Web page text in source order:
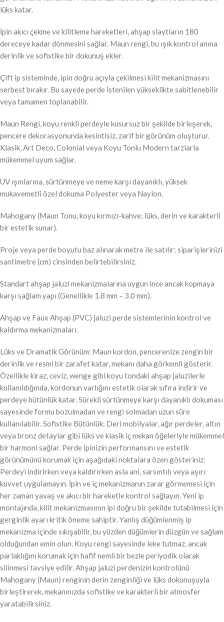
lüks katar.
İpin akıcı çekme ve kilitleme hareketleri, ahşap slaytların 180
dereceye kadar dönmesini sağlar. Maun rengi, bu ışık kontrol anına
derinlik ve sofistike bir dokunuş ekler.
Çift ip sisteminde, ipin doğru açıyla çekilmesi kilit mekanizmasını
serbest bırakır. Bu sayede perde istenilen yükseklikte sabitlenebilir
veya tamamen toplanabilir.
Maun Rengi, koyu renkli perdeyle kusursuz bir şekilde birleşerek,
pencere dekorasyonunda kesintisiz, zarif bir görünüm oluşturur.
Klasik, Art Deco, Colonial veya Koyu Tonlu Modern tarzlarla
mükemmel uyum sağlar.
UV ışınlarına, sürtünmeye ve neme karşı dayanıklı, yüksek
mukavemetli özel dokuma Polyester veya Naylon.
Mahogany (Maun Tonu, koyu kırmızı-kahve; lüks, derin ve karakterli
bir estetik sunar).
Proje veya perde boyutu baz alınarak metre ile satılır; siparişlerinizi
santimetre (cm) cinsinden belirtebilirsiniz.
Standart ahşap jaluzi mekanizmalarına uygun ince ancak kopmaya
karşı sağlam yapı (Genellikle 1.8 mm – 3.0 mm).
Ahşap ve Faux Ahşap (PVC) jaluzi perde sistemlerinin kontrol ve
kaldırma mekanizmaları.
Lüks ve Dramatik Görünüm: Maun kordon, pencerenize zengin bir
derinlik ve resmi bir zarafet katar, mekanı daha görkemli gösterir.
Özellikle kiraz, ceviz, wenge gibi koyu tondaki ahşap jaluzilerle
kullanıldığında, kordonun varlığını estetik olarak sıfıra indirir ve
perdeye bütünlük katar. Sürekli sürtünmeye karşı dayanıklı dokuması
sayesinde formu bozulmadan ve rengi solmadan uzun süre
kullanılabilir. Sofistike Bütünlük: Deri mobilyalar, ağır perdeler, altın
veya bronz detaylar gibi lüks ve klasik iç mekan öğeleriyle mükemmel
bir harmoni sağlar. Perde ipinizin performansını ve estetik
görünümünü korumak için aşağıdaki noktalara özen gösteriniz:
Perdeyi indirirken veya kaldırırken asla ani, sarsıntılı veya aşırı
kuvvet uygulamayın. İpin ve iç mekanizmanın zarar görmemesi için
her zaman yavaş ve akıcı bir hareketle kontrol sağlayın. Yeni ip
montajında, kilit mekanizmasının ipi doğru bir şekilde tutabilmesi için
gerginlik ayarı kritik öneme sahiptir. Yanlış düğümlenmiş ip
mekanizma içinde sıkışabilir, bu yüzden düğümlerin düzgün ve sağlam
olduğundan emin olun. Koyu rengi sayesinde leke tutmaz, ancak
parlaklığını korumak için hafif nemli bir bezle periyodik olarak
silinmesi tavsiye edilir. Ahşap jaluzi perdenizin kontrolünü
Mahogany (Maun) renginin derin zenginliği ve lüks dokunuşuyla
birleştirerek, mekanınızda sofistike ve karakterli bir atmosfer
yaratabilirsiniz.